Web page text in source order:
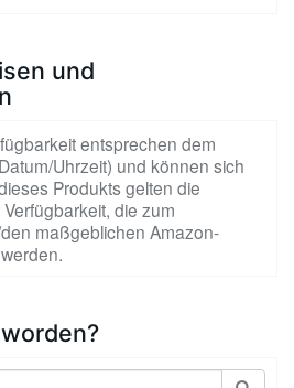
und
entsprechen dem
Uhrzeit) und können sich
Produkts gelten die
die zum
maßgeblichen Amazon-